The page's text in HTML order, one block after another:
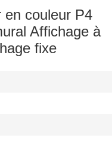
en couleur P4
Affichage à
fixe